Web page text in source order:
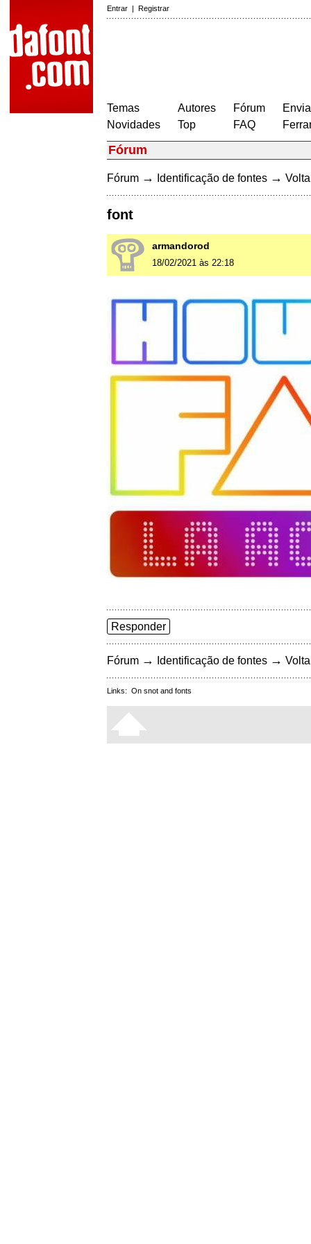
Entrar | Registrar
Temas
Novidades
Autores
Top
Fórum
FAQ
Fórum
Fórum → Identificação de fontes →
font
armandorod
18/02/2021 às 22:18
Responder
Fórum → Identificação de fontes →
Links: On snot and fonts